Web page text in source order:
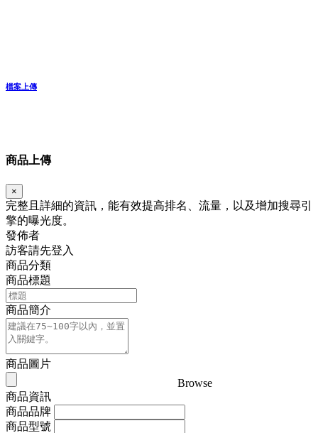
檔案上傳
商品上傳
×
完整且詳細的資訊，能有效提高排名、流量，以及增加搜尋引
擎的曝光度。
發佈者
訪客請先登入
商品分類
商品標題
商品簡介
商品圖片
Browse
商品資訊
商品品牌
商品型號